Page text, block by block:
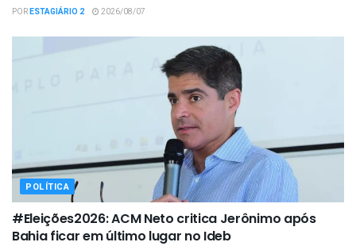
PORESTAGIÁRIO 2 2026/08/07
POLÍTICA
#Eleições2026: ACM Neto critica Jerônimo após
Bahia ficar em último lugar no Ideb